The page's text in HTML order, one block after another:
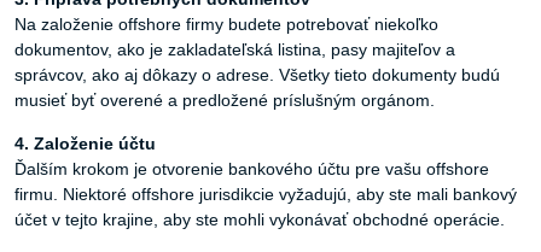
Na založenie offshore firmy budete potrebovať niekoľko
dokumentov, ako je zakladateľská listina, pasy majiteľov a
správcov, ako aj dôkazy o adrese. Všetky tieto dokumenty budú
musieť byť overené a predložené príslušným orgánom.
4. Založenie účtu
Ďalším krokom je otvorenie bankového účtu pre vašu offshore
firmu. Niektoré offshore jurisdikcie vyžadujú, aby ste mali bankový
účet v tejto krajine, aby ste mohli vykonávať obchodné operácie.